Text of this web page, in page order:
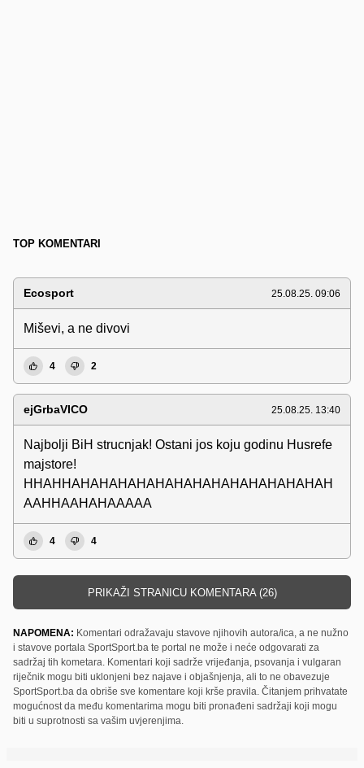
TOP KOMENTARI
Ecosport 25.08.25. 09:06
Miševi, a ne divovi
4 2
ejGrbaVICO 25.08.25. 13:40
Najbolji BiH strucnjak! Ostani jos koju godinu Husrefe
majstore!
HHAHHAHAHAHAHAHAHAHAHAHAHAHAHAHAH
AAHHAAHAHAAAAA
4 4
PRIKAŽI STRANICU KOMENTARA (26)
NAPOMENA: Komentari odražavaju stavove njihovih autora/ica, a ne nužno
i stavove portala SportSport.ba te portal ne može i neće odgovarati za
sadržaj tih kometara. Komentari koji sadrže vrijeđanja, psovanja i vulgaran
riječnik mogu biti uklonjeni bez najave i objašnjenja, ali to ne obavezuje
SportSport.ba da obriše sve komentare koji krše pravila. Čitanjem prihvatate
mogućnost da među komentarima mogu biti pronađeni sadržaji koji mogu
biti u suprotnosti sa vašim uvjerenjima.